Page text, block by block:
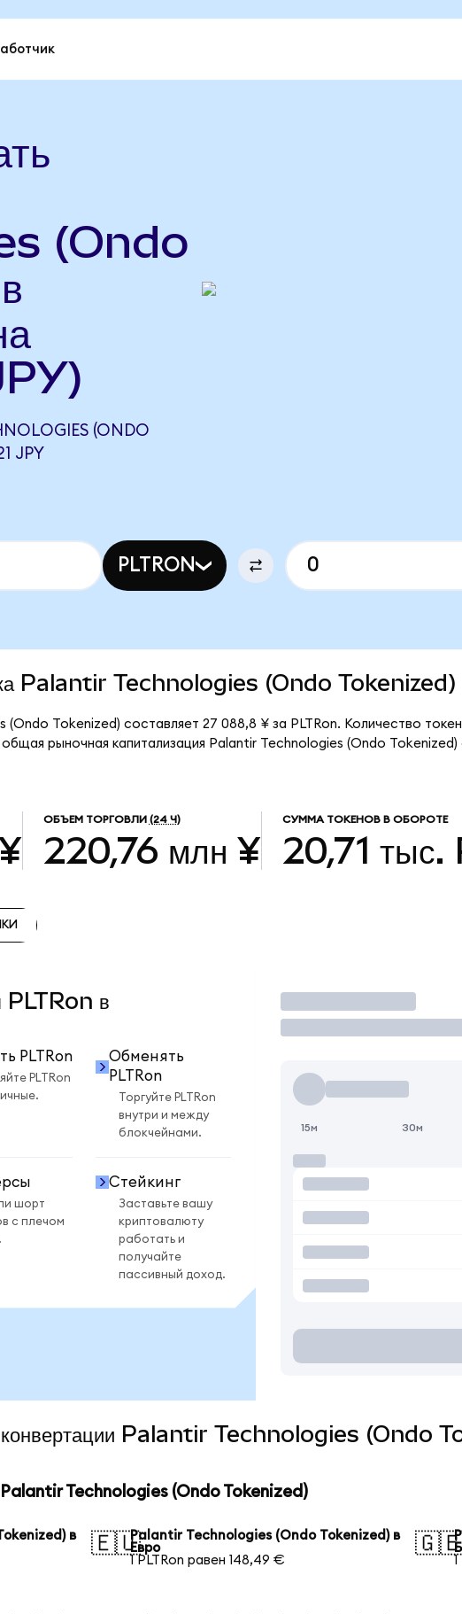
(Ondo
(ONDO
JPY
PLTRON
Palantir Technologies (Ondo Tokenized)
Tokenized) составляет 27 088,8 ¥ за PLTRon. Количество
общая рыночная капитализация Palantir Technologies (Ondo Tokenized)
ОБЪЕМ ТОРГОВЛИ (24 Ч)
220,76 млн ¥
СУММА ТОКЕНОВ В ОБОРОТЕ
20,71 тыс.
PLTRon в
PLTRon
PLTRon
Обменять
PLTRon
Торгуйте PLTRon
внутри и между
блокчейнами.
шорт
с плечом
Стейкинг
Заставьте вашу
криптовалюту
работать и
получайте
пассивный доход.
Торговать
15м 30м
конвертации Palantir Technologies (Ondo
Technologies (Ondo Tokenized)
в
🇪🇺Palantir Technologies (Ondo Tokenized) в
Евро
1 PLTRon равен 148,49 €